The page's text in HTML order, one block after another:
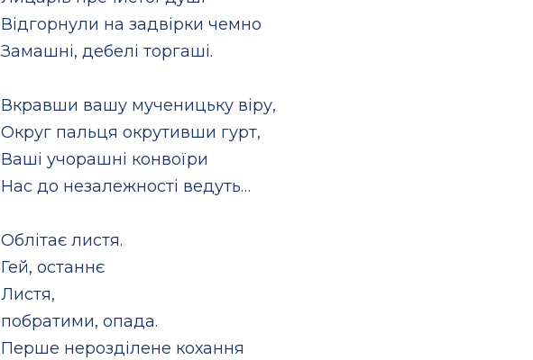
Відгорнули на задвірки чемно
Замашні, дебелі торгаші.
Вкравши вашу мученицьку віру,
Округ пальця окрутивши гурт,
Ваші учорашні конвоїри
Нас до незалежності ведуть…
Облітає листя.
Гей, останнє
Листя,
побратими, опада.
Перше нерозділене кохання